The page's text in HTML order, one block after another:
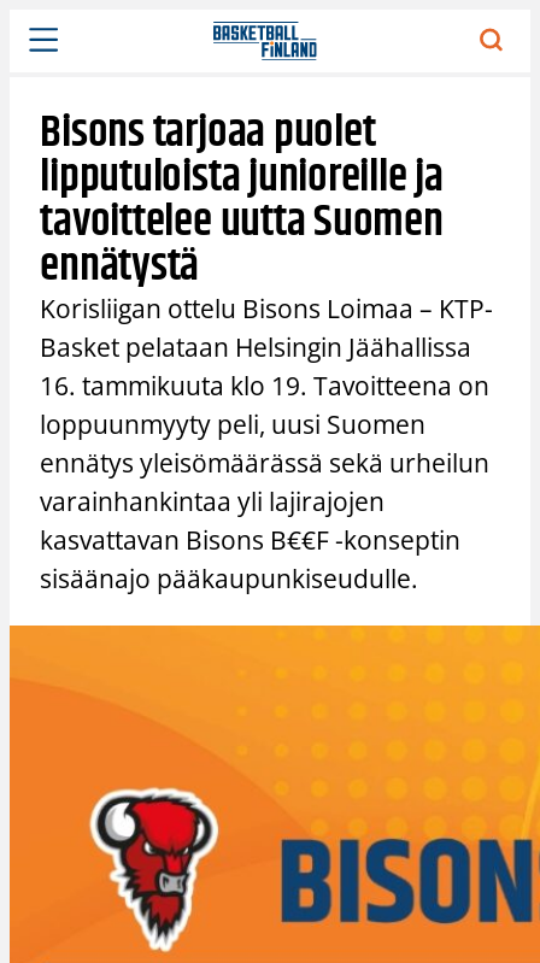
Siirry
sisältöön
Bisons tarjoaa puolet
lipputuloista junioreille ja
tavoittelee uutta Suomen
ennätystä
Korisliigan ottelu Bisons Loimaa – KTP-
Basket pelataan Helsingin Jäähallissa
16. tammikuuta klo 19. Tavoitteena on
loppuunmyyty peli, uusi Suomen
ennätys yleisömäärässä sekä urheilun
varainhankintaa yli lajirajojen
kasvattavan Bisons B€€F -konseptin
sisäänajo pääkaupunkiseudulle.